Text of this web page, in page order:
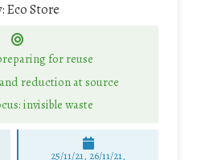
Eco Store
for reuse
reduction at source
invisible waste
25/11/21, 26/11/21,